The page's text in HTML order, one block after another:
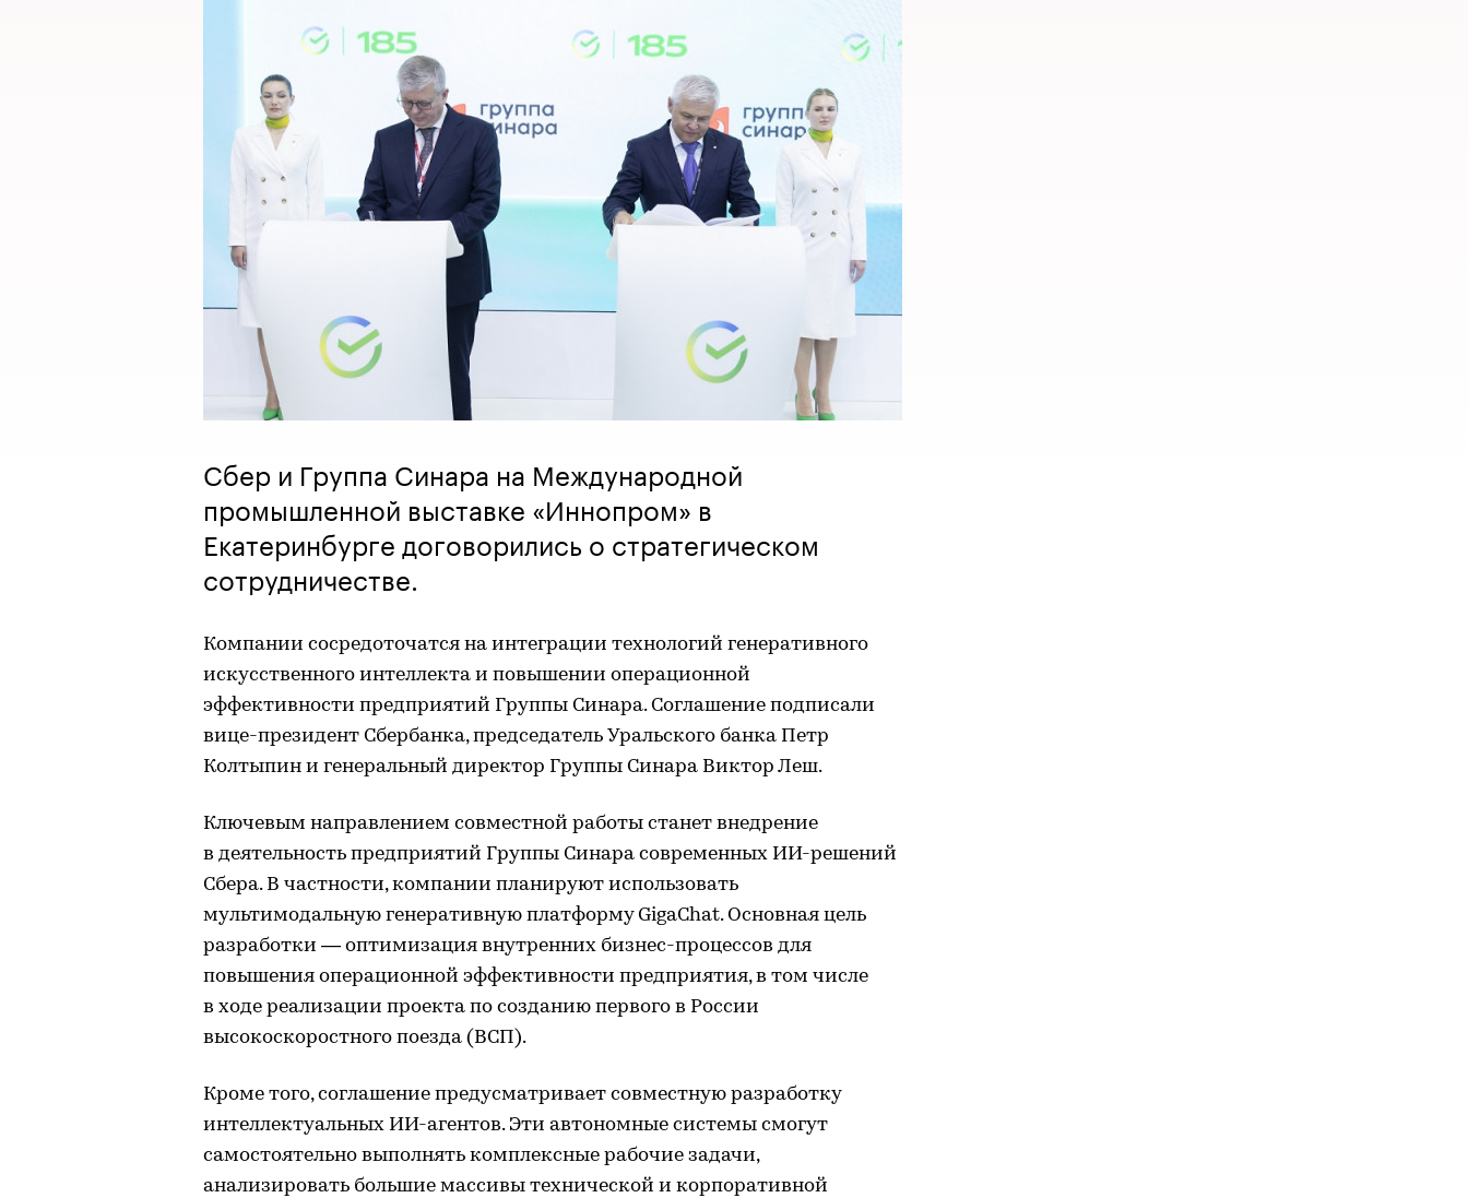
Сбер и Группа Синара на Международной
промышленной выставке «Иннопром» в
Екатеринбурге договорились о стратегическом
сотрудничестве.
Компании сосредоточатся на интеграции технологий генеративного
искусственного интеллекта и повышении операционной
эффективности предприятий Группы Синара. Соглашение подписали
вице-президент Сбербанка, председатель Уральского банка Петр
Колтыпин и генеральный директор Группы Синара Виктор Леш.
Ключевым направлением совместной работы станет внедрение
в деятельность предприятий Группы Синара современных ИИ-решений
Сбера. В частности, компании планируют использовать
мультимодальную генеративную платформу GigaChat. Основная цель
разработки — оптимизация внутренних бизнес-процессов для
повышения операционной эффективности предприятия, в том числе
в ходе реализации проекта по созданию первого в России
высокоскоростного поезда (ВСП).
Кроме того, соглашение предусматривает совместную разработку
интеллектуальных ИИ-агентов. Эти автономные системы смогут
самостоятельно выполнять комплексные рабочие задачи,
анализировать большие массивы технической и корпоративной